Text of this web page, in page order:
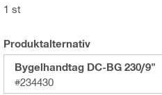
1 st
Produktalternativ
Bygelhandtag DC-BG 230/9"
#234430